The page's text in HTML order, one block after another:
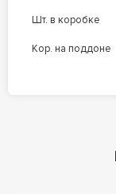
шт. в коробке
кор. на поддоне